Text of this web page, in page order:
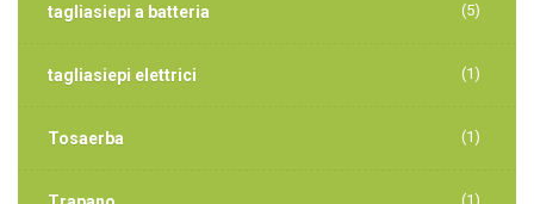
tagliasiepi a batteria (5)
tagliasiepi elettrici (1)
Tosaerba (1)
(1)